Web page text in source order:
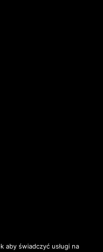
aby świadczyć usługi na